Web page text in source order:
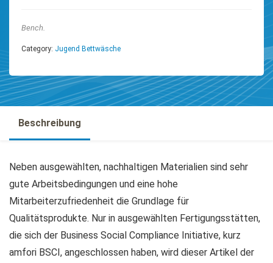
Bench.
Category: Jugend Bettwäsche
Beschreibung
Neben ausgewählten, nachhaltigen Materialien sind sehr
gute Arbeitsbedingungen und eine hohe
Mitarbeiterzufriedenheit die Grundlage für
Qualitätsprodukte. Nur in ausgewählten Fertigungsstätten,
die sich der Business Social Compliance Initiative, kurz
amfori BSCI, angeschlossen haben, wird dieser Artikel der